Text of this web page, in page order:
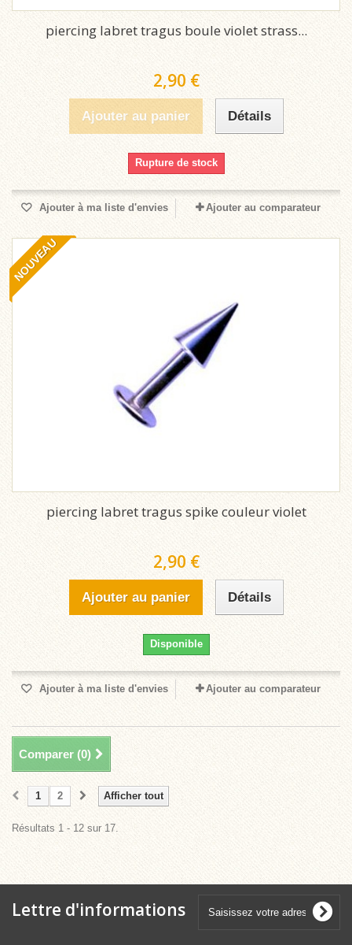
piercing labret tragus boule violet strass...
2,90 €
Ajouter au panier Détails
Rupture de stock
Ajouter à ma liste d'envies Ajouter au comparateur
NOUVEAU
piercing labret tragus spike couleur violet
2,90 €
Ajouter au panier Détails
Disponible
Ajouter à ma liste d'envies Ajouter au comparateur
Comparer (0)
Afficher tout
1 2
Résultats 1 - 12 sur 17.
Lettre d'informations